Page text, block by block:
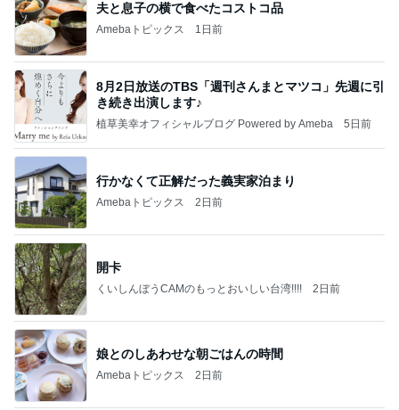
夫と息子の横で食べたコストコ品
Amebaトピックス 1日前
8月2日放送のTBS「週刊さんまとマツコ」先週に引
き続き出演します♪
植草美幸オフィシャルブログ Powered by Ameba 5日前
行かなくて正解だった義実家泊まり
Amebaトピックス 2日前
開卡
くいしんぼうCAMのもっとおいしい台湾!!!! 2日前
娘とのしあわせな朝ごはんの時間
Amebaトピックス 2日前